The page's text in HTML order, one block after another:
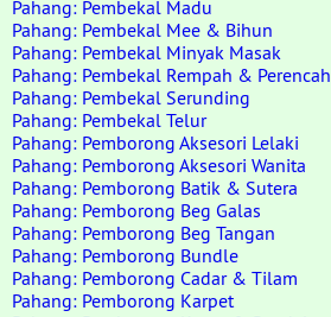
Pahang: Pembekal Madu
Pahang: Pembekal Mee & Bihun
Pahang: Pembekal Minyak Masak
Pahang: Pembekal Rempah & Perencah
Pahang: Pembekal Serunding
Pahang: Pembekal Telur
Pahang: Pemborong Aksesori Lelaki
Pahang: Pemborong Aksesori Wanita
Pahang: Pemborong Batik & Sutera
Pahang: Pemborong Beg Galas
Pahang: Pemborong Beg Tangan
Pahang: Pemborong Bundle
Pahang: Pemborong Cadar & Tilam
Pahang: Pemborong Karpet